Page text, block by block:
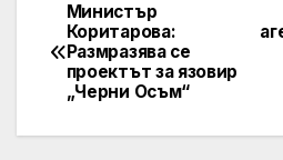
Post
navigation
Министър
Коритарова:
Размразява се
проектът за язовир
„Черни Осъм“